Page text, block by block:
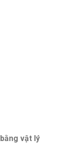
vật lý